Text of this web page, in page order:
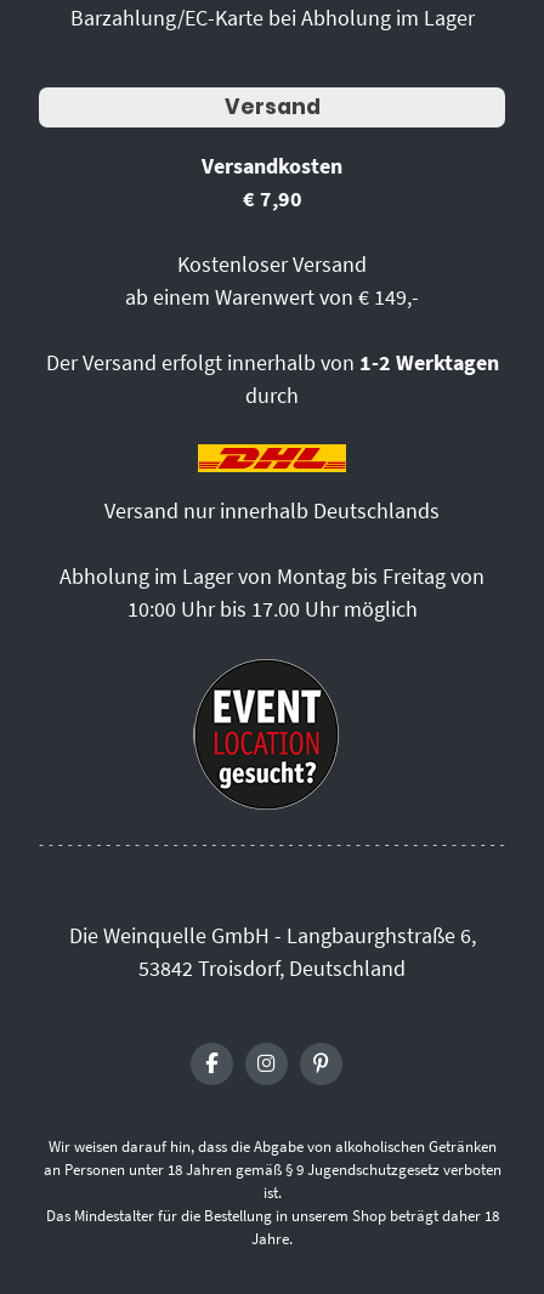
Barzahlung/EC-Karte bei Abholung im Lager
Versand
Versandkosten
€ 7,90
Kostenloser Versand
ab einem Warenwert von € 149,-
Der Versand erfolgt innerhalb von 1-2 Werktagen
durch
Versand nur innerhalb Deutschlands
Abholung im Lager von Montag bis Freitag von
10:00 Uhr bis 17.00 Uhr möglich
Die Weinquelle GmbH - Langbaurghstraße 6,
53842 Troisdorf, Deutschland
Wir weisen darauf hin, dass die Abgabe von alkoholischen Getränken
an Personen unter 18 Jahren gemäß § 9 Jugendschutzgesetz verboten
ist.
Das Mindestalter für die Bestellung in unserem Shop beträgt daher 18
Jahre.